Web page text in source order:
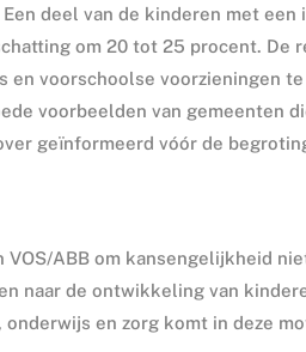
deel van de kinderen met een
om 20 tot 25 procent. De
en voorschoolse voorzieningen
voorbeelden van gemeenten
geïnformeerd vóór de
ABB om kansengelijkheid
naar de ontwikkeling van
en zorg komt in deze